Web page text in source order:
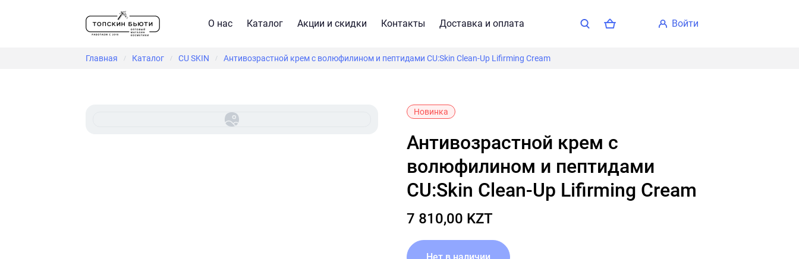
О нас Каталог Акции и скидки Контакты Доставка и оплата войти
Главная / Каталог / CU SKIN / Антивозрастной крем с волюфилином и пептидами CU:Skin Clean-Up Lifirming Cream
Новинка
Антивозрастной крем с
волюфилином и пептидами
CU:Skin Clean-Up Lifirming Cream
7 810,00 KZT